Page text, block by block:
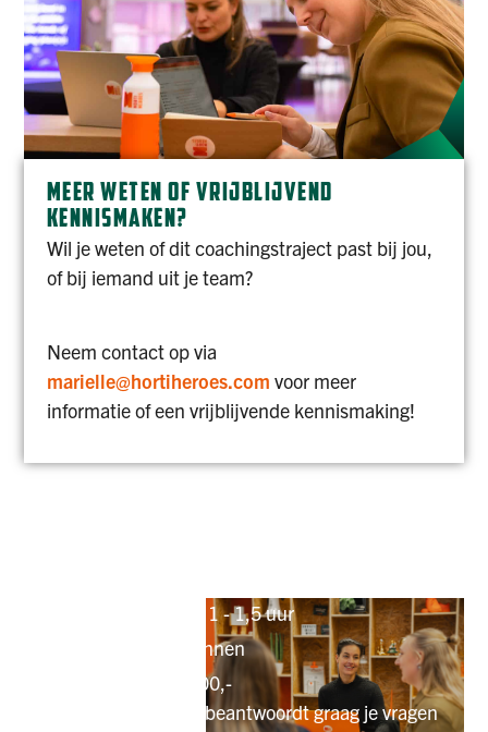
MEER WETEN OF VRIJBLIJVEND
KENNISMAKEN?
Wil je weten of dit coachingstraject past bij jou,
of bij iemand uit je team?
Neem contact op via
marielle@hortiheroes.com voor meer
informatie of een vrijblijvende kennismaking!
Duur per sessie: 1 - 1,5 uur
Flexibel in te plannen
Investering: € 900,-
Meer info? Mariëlle beantwoordt graag je vragen